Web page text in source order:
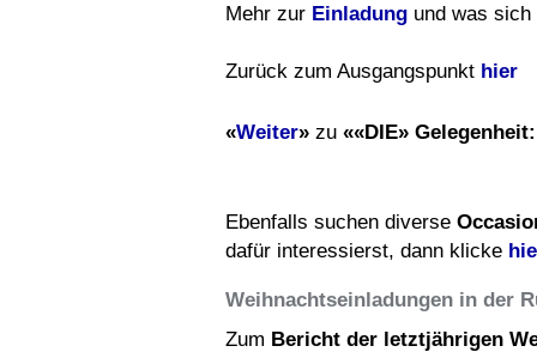
Mehr zur Einladung und was
Zurück zum Ausgangspunkt hier
«Weiter» zu ««DIE»
Ebenfalls suchen diverse
dafür interessierst, dann klicke
Weihnachtseinladungen in der
Zum Bericht der letztjährigen